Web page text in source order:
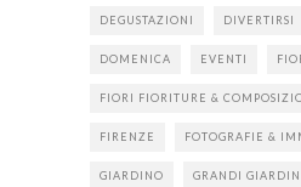
DEGUSTAZIONI DIVERTIRSI
DOMENICA EVENTI
FIORI FIORITURE &
FIRENZE FOTOGRAFIE &
GIARDINO GRANDI